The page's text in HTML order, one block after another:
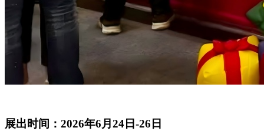
展出时间：2026年6月24日-26日